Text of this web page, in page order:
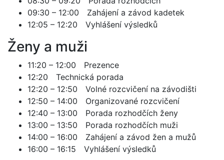
09:30 – 12:00 Zahájení a závod kadetek
12:05 – 12:20 Vyhlášení výsledků
Ženy a muži
11:20 – 12:00 Prezence
12:20 Technická porada
12:20 – 12:50 Volné rozcvičení na závodišti
12:50 – 14:00 Organizované rozcvičení
12:40 – 13:00 Porada rozhodčích ženy
13:00 – 13:50 Porada rozhodčích muži
14:00 – 16:00 Zahájení a závod žen a mužů
16:00 – 16:15 Vyhlášení výsledků